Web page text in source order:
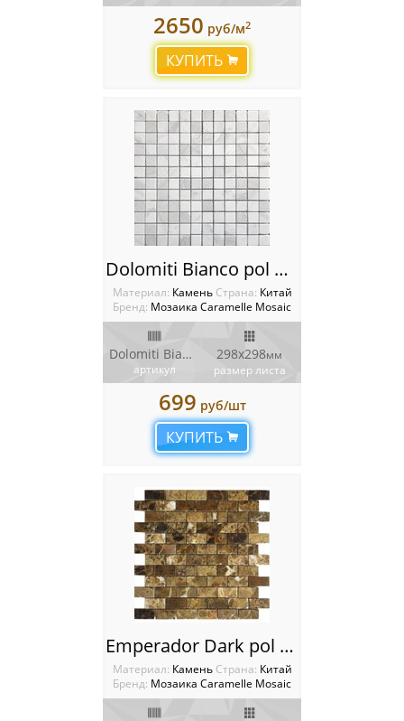
2650 руб/м2
КУПИТЬ
Dolomiti Bianco pol Мозаика Caramelle mosaic Pietrine
Материал: Камень Cтрана: Китай
Бренд: Мозаика Caramelle Mosaic
Dolomiti Bianco
артикул
298х298мм
размер листа
699 руб/шт
КУПИТЬ
Emperador Dark pol Мозаика Caramelle mosaic Pietrine
Материал: Камень Cтрана: Китай
Бренд: Мозаика Caramelle Mosaic